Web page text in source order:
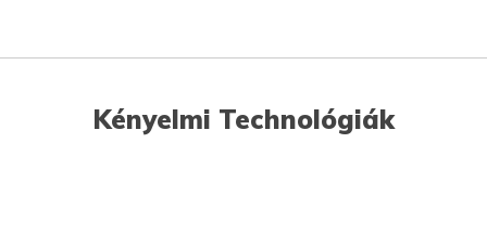
Kényelmi Technológiák